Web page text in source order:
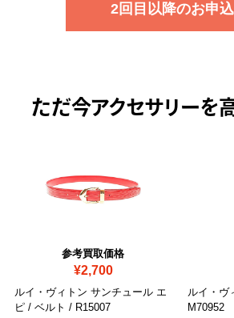
2回目以降のお申
ただ今アクセサリーを
参考買取価格
¥2,700
ルイ・ヴィトン サンチュール エ
ピ / ベルト / R15007
ルイ・ヴ
M70952